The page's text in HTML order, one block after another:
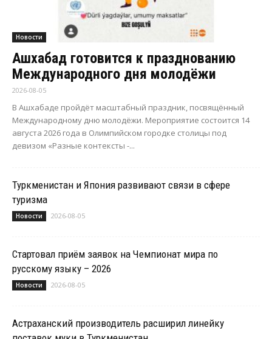
Новости
Ашхабад готовится к празднованию
Международного дня молодёжи
2026-08-05
В Ашхабаде пройдёт масштабный праздник, посвящённый
Международному дню молодёжи. Мероприятие состоится 14
августа 2026 года в Олимпийском городке столицы под
девизом «Разные контексты -...
Туркменистан и Япония развивают связи в сфере
туризма
Новости 2026-08-05
Стартовал приём заявок на Чемпионат мира по
русскому языку – 2026
Новости 2026-08-05
Астраханский производитель расширил линейку